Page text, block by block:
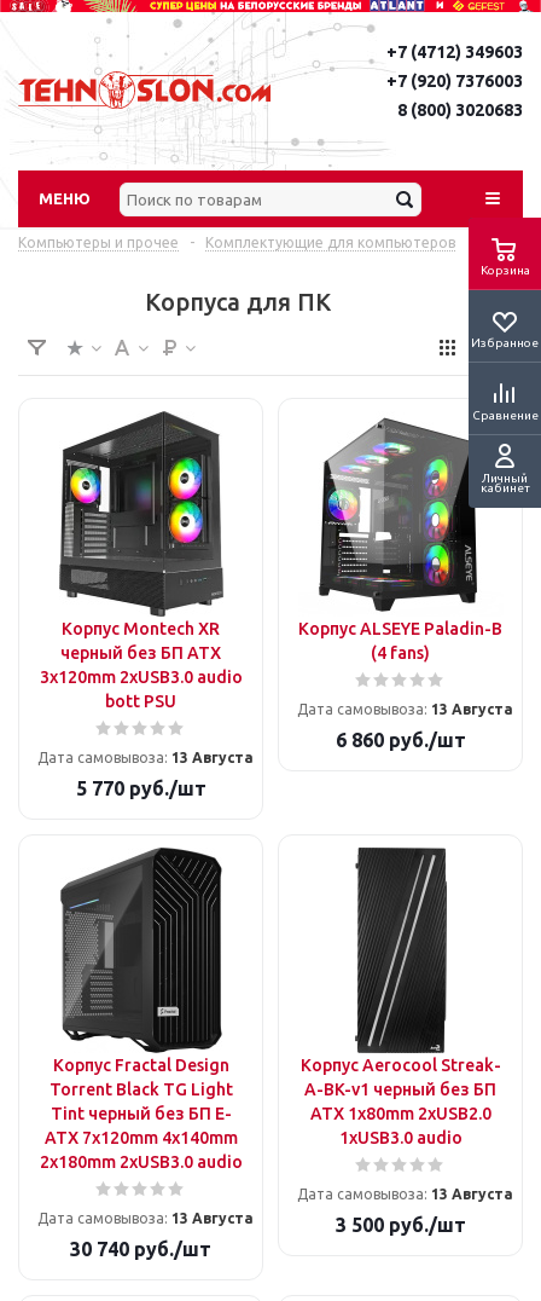
Корзина
Избранное
Сравнение
Личный
кабинет
+7 (4712) 349603
+7 (920) 7376003
8 (800) 3020683
МЕНЮ
Компьютеры и прочее - Комплектующие для компьютеров
Корпуса для ПК
Корпус Montech XR
черный без БП ATX
3x120mm 2xUSB3.0 audio
bott PSU
Дата самовывоза: 13 Августа
5 770руб./шт
Корпус ALSEYE Paladin-B
(4 fans)
Дата самовывоза: 13 Августа
6 860руб./шт
Корпус Fractal Design
Torrent Black TG Light
Tint черный без БП E-
ATX 7x120mm 4x140mm
2x180mm 2xUSB3.0 audio
Дата самовывоза: 13 Августа
30 740 руб./шт
Корпус Aerocool Streak-
A-BK-v1 черный без БП
ATX 1x80mm 2xUSB2.0
1xUSB3.0 audio
Дата самовывоза: 13 Августа
3 500руб./шт